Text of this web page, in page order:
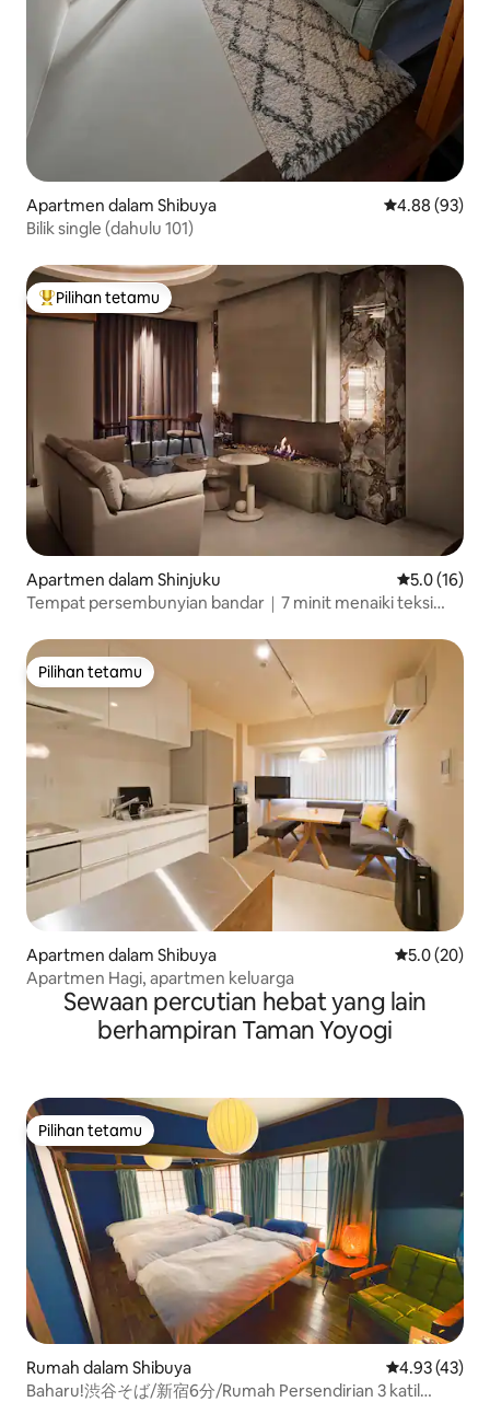
Apartmen dalam Shibuya Penarafan
4.88 (93)
Bilik single (dahulu 101)
Pilihan utama tetamu
Pilihan tetamu
Apartmen dalam Shinjuku Penarafan
5.0 (16)
Tempat persembunyian bandar｜7 minit menaiki teksi
Pilihan tetamu
Pilihan tetamu
Apartmen dalam Shibuya Penarafan
5.0 (20)
Apartmen Hagi, apartmen keluarga
Sewaan percutian hebat yang lain
berhampiran Taman Yoyogi
Pilihan tetamu
Pilihan tetamu
Rumah dalam Shibuya Penarafan
4.93 (43)
Baharu!渋谷そば/新宿6分/Rumah Persendirian 3 katil